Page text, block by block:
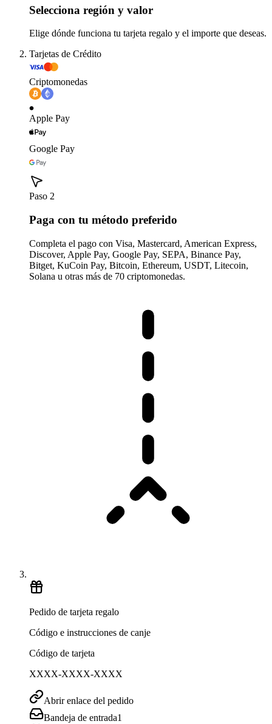
Selecciona región y valor
Elige dónde funciona tu tarjeta regalo y el importe que deseas.
Tarjetas de Crédito
Criptomonedas
Apple Pay
Google Pay
Paso 2
Paga con tu método preferido
Completa el pago con Visa, Mastercard, American Express,
Discover, Apple Pay, Google Pay, SEPA, Binance Pay,
Bitget, KuCoin Pay, Bitcoin, Ethereum, USDT, Litecoin,
Solana u otras más de 70 criptomonedas.
Pedido de tarjeta regalo
Código e instrucciones de canje
Código de tarjeta
XXXX-XXXX-XXXX
Abrir enlace del pedido
Bandeja de entrada1